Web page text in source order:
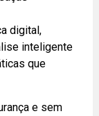
digital,
inteligente
que
e sem